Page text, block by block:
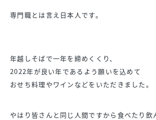
専門職とは言え日本人です。
年越しそばで一年を締めくくり、
2022年が良い年であるよう願いを込めて
おせち料理やワインなどをいただきました。
やはり皆さんと同じ人間ですから食べたり飲